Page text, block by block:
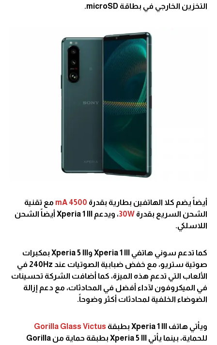
التخزين الخارجي في بطاقة microSD.
أيضاً يضم كلا الهاتفين بطارية بقدرة 4500 mA
مع تقنية
الشحن السريع بقدرة 30W
، ويدعم Xperia 1 III أيضاً الشحن
اللاسلكي.
كما تدعم سوني هاتفي Xperia 1 III وXperia 5 III بمكبرات
صوتية ستريو، مع خفض ضبابية الصوتيات عند 240Hz في
الألعاب التي تدعم هذه الميزة، كما أضافت الشركة تحسينات
في الميكروفون لآداء أفضل في المحادثات، مع دعم إزالة
الضوضاء الخلفية لمحادثات أكثر وضوحاً.
ويأتي هاتف Xperia 1 III بطبقة
Gorilla Glass Victus
للحماية، بينما يأتي Xperia 5 III بطبقة حماية من Gorilla